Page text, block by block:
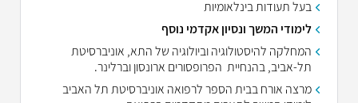
בעל תעודות בינלאומיות
לימודי המשך ונסיון אקדמי נוסף
המחלקה להיסטולוגיה וביולוגיה של התא, אוניברסיטת
תל-אביב,בהנחיית הפרופסורים ארונסון וברלינר.
מרצה אורח בבית הספר לרפואה אוניברסיטת תל האביב